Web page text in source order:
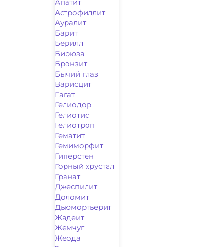
Апатит
Астрофиллит
Ауралит
Барит
Берилл
Бирюза
Бронзит
Бычий глаз
Варисцит
Гагат
Гелиодор
Гелиотис
Гелиотроп
Гематит
Гемиморфит
Гиперстен
Горный хрустал
Гранат
Джеспилит
Доломит
Дьюмортьерит
Жадеит
Жемчуг
Жеода